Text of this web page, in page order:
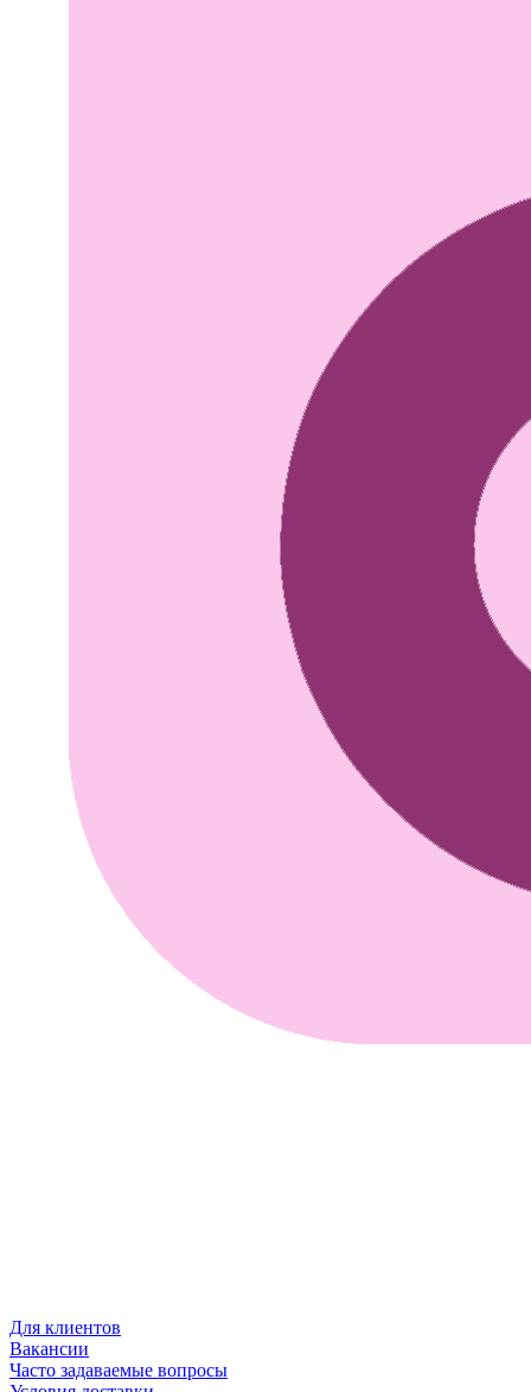
Для клиентов
Вакансии
Часто задаваемые вопросы